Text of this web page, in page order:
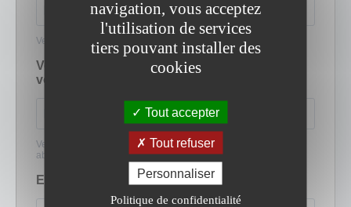
navigation, vous acceptez
l'utilisation de services
tiers pouvant installer des
cookies
Tout accepter
Tout refuser
Personnaliser
Politique de confidentialité